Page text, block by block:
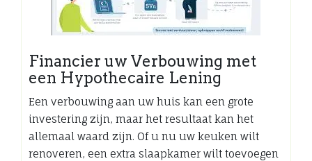
Financier uw Verbouwing met
een Hypothecaire Lening
Een verbouwing aan uw huis kan een grote
investering zijn, maar het resultaat kan het
allemaal waard zijn. Of u nu uw keuken wilt
renoveren, een extra slaapkamer wilt toevoegen